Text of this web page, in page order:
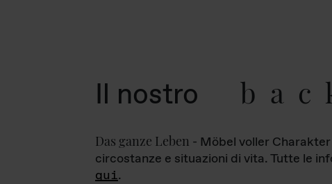
Il nostro
Das ganze Leben - Möbel voller
circostanze e situazioni di vita. Tutte le
qui.